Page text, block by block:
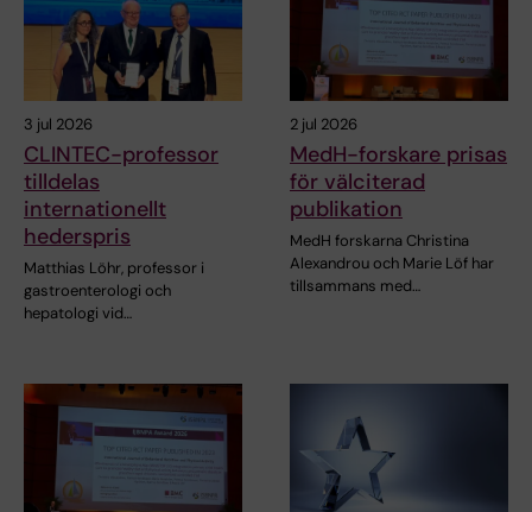
3 jul 2026
CLINTEC-professor
tilldelas
internationellt
hederspris
Matthias Löhr, professor i
gastroenterologi och
hepatologi vid…
2 jul 2026
MedH-forskare prisas
för välciterad
publikation
MedH forskarna Christina
Alexandrou och Marie Löf har
tillsammans med…